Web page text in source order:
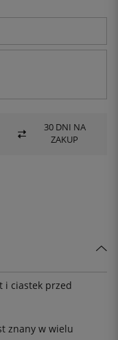
30 DNI NA
ZAKUP
i ciastek przed
znany w wielu